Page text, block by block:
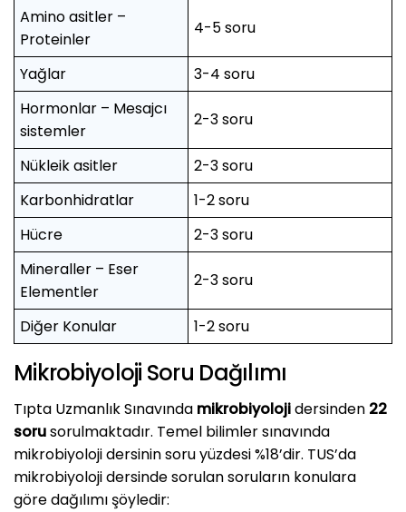
Amino asitler –
Proteinler
4-5 soru
Yağlar
3-4 soru
Hormonlar – Mesajcı
sistemler
2-3 soru
Nükleik asitler
2-3 soru
Karbonhidratlar
1-2 soru
Hücre
2-3 soru
Mineraller – Eser
Elementler
2-3 soru
Diğer Konular 1-2 soru
Mikrobiyoloji Soru Dağılımı
Tıpta Uzmanlık Sınavında mikrobiyolojidersinden 22
sorusorulmaktadır. Temel bilimler sınavında
mikrobiyoloji dersinin soru yüzdesi %18’dir. TUS’da
mikrobiyoloji dersinde sorulan soruların konulara
göre dağılımı şöyledir: